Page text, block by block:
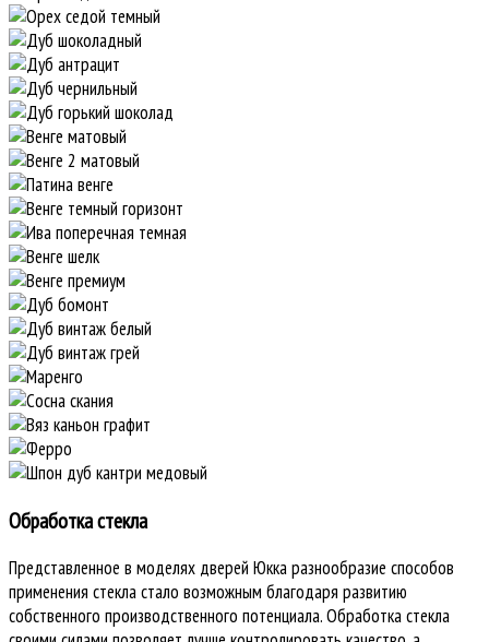
Обработка стекла
Представленное в моделях дверей Юкка разнообразие способов
применения стекла стало возможным благодаря развитию
собственного производственного потенциала. Обработка стекла